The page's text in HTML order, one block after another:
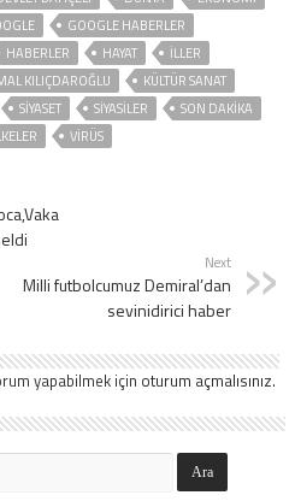
GOOGLE HABERLER
HABERLER HAYAT
İLLER
KILIÇDAROĞLU
KÜLTÜR SANAT
SİYASET SİYASİLER
SON DAKIKA
VIRÜS
Next
Milli futbolcumuz Demiral’dan
sevinidirici haber
yapabilmek için oturum açmalısınız.